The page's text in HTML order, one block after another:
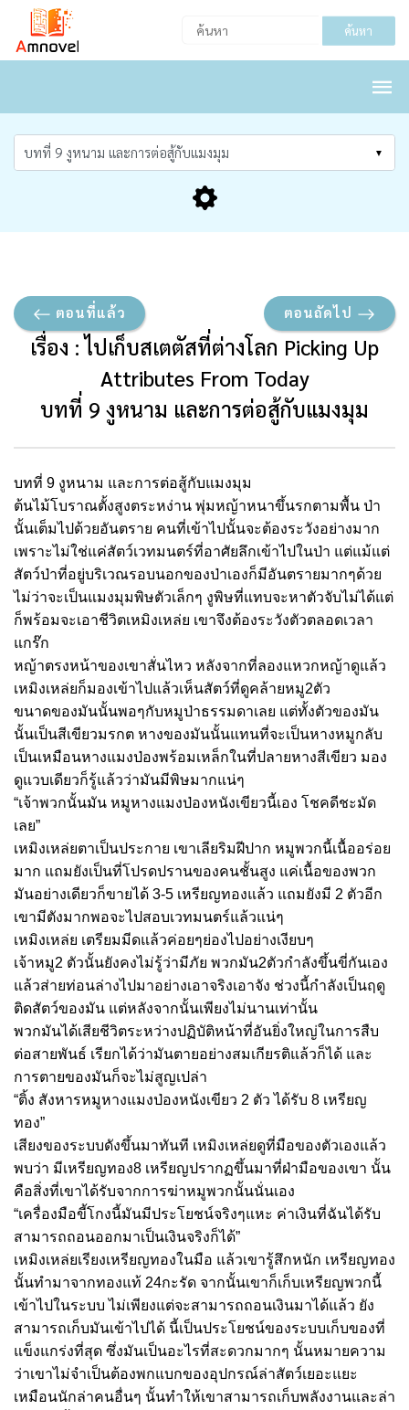
ค้นหา
ตอนที่แล้ว ตอนถัดไป
เรื่อง : ไปเก็บสเตตัสที่ต่างโลก Picking Up
Attributes From Today
บทที่ 9 งูหนาม และการต่อสู้กับแมงมุม
บทที่ 9 งูหนาม และการต่อสู้กับแมงมุม
ต้นไม้โบราณตั้งสูงตระหง่าน พุ่มหญ้าหนาขึ้นรกตามพื้น ป่า
นั้นเต็มไปด้วยอันตราย คนที่เข้าไปนั้นจะต้องระวังอย่างมาก
เพราะไม่ใช่แค่สัตว์เวทมนตร์ที่อาศัยลึกเข้าไปในป่า แต่แม้แต่
สัตว์ป่าที่อยู่บริเวณรอบนอกของป่าเองก็มีอันตรายมากๆด้วย
ไม่ว่าจะเป็นแมงมุมพิษตัวเล็กๆ งูพิษที่แทบจะหาตัวจับไม่ได้แต่
ก็พร้อมจะเอาชีวิตเหมิงเหล่ย เขาจึงต้องระวังตัวตลอดเวลา
แกร๊ก
หญ้าตรงหน้าของเขาสั่นไหว หลังจากที่ลองแหวกหญ้าดูแล้ว
เหมิงเหล่ยก็มองเข้าไปแล้วเห็นสัตว์ที่ดูคล้ายหมู2ตัว
ขนาดของมันนั้นพอๆกับหมูป่าธรรมดาเลย แต่ทั้งตัวของมัน
นั้นเป็นสีเขียวมรกต หางของมันนั้นแทนที่จะเป็นหางหมูกลับ
เป็นเหมือนหางแมงป่องพร้อมเหล็กในที่ปลายหางสีเขียว มอง
ดูแวบเดียวก็รู้แล้วว่ามันมีพิษมากแน่ๆ
“เจ้าพวกนั้นมัน หมูหางแมงป่องหนังเขียวนี้เอง โชคดีชะมัด
เลย”
เหมิงเหล่ยตาเป็นประกาย เขาเลียริมฝีปาก หมูพวกนี้เนื้ออร่อย
มาก แถมยังเป็นที่โปรดปรานของคนชั้นสูง แค่เนื้อของพวก
มันอย่างเดียวก็ขายได้ 3-5 เหรียญทองแล้ว แถมยังมี 2 ตัวอีก
เขามีตังมากพอจะไปสอบเวทมนตร์แล้วแน่ๆ
เหมิงเหล่ย เตรียมมีดแล้วค่อยๆย่องไปอย่างเงียบๆ
เจ้าหมู2 ตัวนั้นยังคงไม่รู้ว่ามีภัย พวกมัน2ตัวกำลังขึ้นขี่กันเอง
แล้วส่ายท่อนล่างไปมาอย่างเอาจริงเอาจัง ช่วงนี้กำลังเป็นฤดู
ติดสัตว์ของมัน แต่หลังจากนั้นเพียงไม่นานเท่านั้น
พวกมันได้เสียชีวิตระหว่างปฏิบัติหน้าที่อันยิ่งใหญ่ในการสืบ
ต่อสายพันธ์ เรียกได้ว่ามันตายอย่างสมเกียรติแล้วก็ได้ และ
การตายของมันก็จะไม่สูญเปล่า
“ติ้ง สังหารหมูหางแมงป่องหนังเขียว 2 ตัว ได้รับ 8 เหรียญ
ทอง”
เสียงของระบบดังขึ้นมาทันที เหมิงเหล่ยดูที่มือของตัวเองแล้ว
พบว่า มีเหรียญทอง8 เหรียญปรากฏขึ้นมาที่ฝ่ามือของเขา นั้น
คือสิ่งที่เขาได้รับจากการฆ่าหมูพวกนั้นนั่นเอง
“เครื่องมือขี้โกงนี้มันมีประโยชน์จริงๆแหะ ค่าเงินที่ฉันได้รับ
สามารถถอนออกมาเป็นเงินจริงก็ได้”
เหมิงเหล่ยเรียงเหรียญทองในมือ แล้วเขารู้สึกหนัก เหรียญทอง
นั้นทำมาจากทองแท้ 24กะรัด จากนั้นเขาก็เก็บเหรียญพวกนี้
เข้าไปในระบบ ไม่เพียงแต่จะสามารถถอนเงินมาได้แล้ว ยัง
สามารถเก็บมันเข้าไปได้ นี้เป็นประโยชน์ของระบบเก็บของที่
แข็งแกร่งที่สุด ซึ่งมันเป็นอะไรที่สะดวกมากๆ นั้นหมายความ
ว่าเขาไม่จำเป็นต้องพกแบกของอุปกรณ์ล่าสัตว์เยอะแยะ
เหมือนนักล่าคนอื่นๆ นั้นทำให้เขาสามารถเก็บพลังงานและล่า